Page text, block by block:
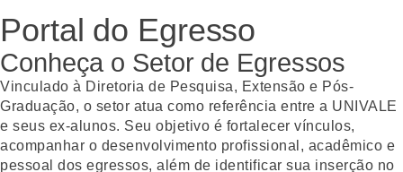
Portal do Egresso
Conheça o Setor de Egressos
Vinculado à Diretoria de Pesquisa, Extensão e Pós-
Graduação, o setor atua como referência entre a UNIVALE
e seus ex-alunos. Seu objetivo é fortalecer vínculos,
acompanhar o desenvolvimento profissional, acadêmico e
pessoal dos egressos, além de identificar sua inserção no